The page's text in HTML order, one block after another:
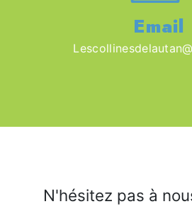
Email
N'hésitez pas à